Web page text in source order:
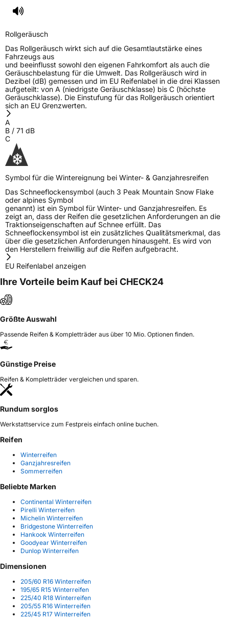
Rollgeräusch
Das Rollgeräusch wirkt sich auf die Gesamtlautstärke eines
Fahrzeugs aus
und beeinflusst sowohl den eigenen Fahrkomfort als auch die
Geräuschbelastung für die Umwelt. Das Rollgeräusch wird in
Dezibel (dB) gemessen und im EU Reifenlabel in die drei Klassen
aufgeteilt: von A (niedrigste Geräuschklasse) bis C (höchste
Geräuschklasse). Die Einstufung für das Rollgeräusch orientiert
sich an EU Grenzwerten.
A
B / 71 dB
C
Symbol für die Wintereignung bei Winter- & Ganzjahresreifen
Das Schneeflockensymbol (auch 3 Peak Mountain Snow Flake
oder alpines Symbol
genannt) ist ein Symbol für Winter- und Ganzjahresreifen. Es
zeigt an, dass der Reifen die gesetzlichen Anforderungen an die
Traktionseigenschaften auf Schnee erfüllt. Das
Schneeflockensymbol ist ein zusätzliches Qualitätsmerkmal, das
über die gesetzlichen Anforderungen hinausgeht. Es wird von
den Herstellern freiwillig auf die Reifen aufgebracht.
EU Reifenlabel anzeigen
Ihre Vorteile beim Kauf bei CHECK24
Größte Auswahl
Passende Reifen & Kompletträder aus über 10 Mio. Optionen finden.
Günstige Preise
Reifen & Kompletträder vergleichen und sparen.
Rundum sorglos
Werkstattservice zum Festpreis einfach online buchen.
Reifen
Winterreifen
Ganzjahresreifen
Sommerreifen
Beliebte Marken
Continental Winterreifen
Pirelli Winterreifen
Michelin Winterreifen
Bridgestone Winterreifen
Hankook Winterreifen
Goodyear Winterreifen
Dunlop Winterreifen
Dimensionen
205/60 R16 Winterreifen
195/65 R15 Winterreifen
225/40 R18 Winterreifen
205/55 R16 Winterreifen
225/45 R17 Winterreifen